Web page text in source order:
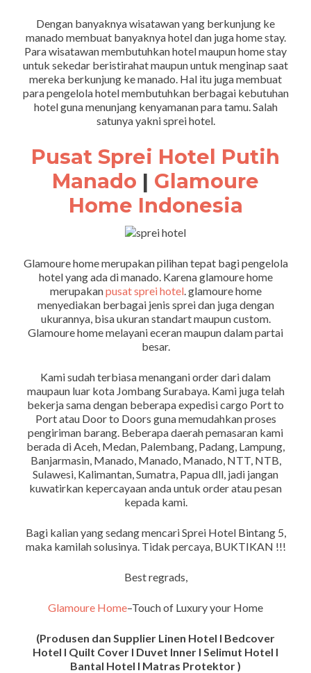
Dengan banyaknya wisatawan yang berkunjung ke
manado membuat banyaknya hotel dan juga home stay.
Para wisatawan membutuhkan hotel maupun home stay
untuk sekedar beristirahat maupun untuk menginap saat
mereka berkunjung ke manado. Hal itu juga membuat
para pengelola hotel membutuhkan berbagai kebutuhan
hotel guna menunjang kenyamanan para tamu. Salah
satunya yakni sprei hotel.
Pusat Sprei Hotel Putih
Manado | Glamoure
Home Indonesia
Glamoure home merupakan pilihan tepat bagi pengelola
hotel yang ada di manado. Karena glamoure home
merupakanpusat sprei hotel. glamoure home
menyediakan berbagai jenis sprei dan juga dengan
ukurannya, bisa ukuran standart maupun custom.
Glamoure home melayani eceran maupun dalam partai
besar.
Kami sudah terbiasa menangani order dari dalam
maupaun luar kota Jombang Surabaya. Kami juga telah
bekerja sama dengan beberapa expedisi cargo Port to
Port atau Door to Doors guna memudahkan proses
pengiriman barang. Beberapa daerah pemasaran kami
berada di Aceh, Medan, Palembang, Padang, Lampung,
Banjarmasin, Manado, Manado, Manado, NTT, NTB,
Sulawesi, Kalimantan, Sumatra, Papua dll, jadi jangan
kuwatirkan kepercayaan anda untuk order atau pesan
kepada kami.
Bagi kalian yang sedang mencari Sprei Hotel Bintang 5,
maka kamilah solusinya. Tidak percaya, BUKTIKAN !!!
Best regrads,
Glamoure Home–Touch of Luxury your Home
(Produsen dan Supplier Linen Hotel I Bedcover
Hotel I Quilt Cover I Duvet Inner I Selimut Hotel I
Bantal Hotel I Matras Protektor )